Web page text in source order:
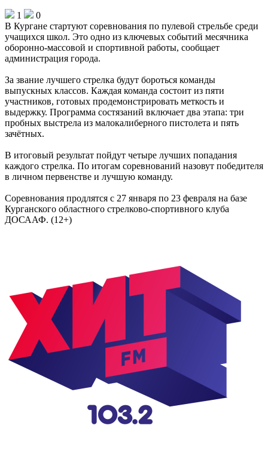
1
0
В Кургане стартуют соревнования по пулевой стрельбе среди
учащихся школ. Это одно из ключевых событий месячника
оборонно-массовой и спортивной работы, сообщает
администрация города.
За звание лучшего стрелка будут бороться команды
выпускных классов. Каждая команда состоит из пяти
участников, готовых продемонстрировать меткость и
выдержку. Программа состязаний включает два этапа: три
пробных выстрела из малокалиберного пистолета и пять
зачётных.
В итоговый результат пойдут четыре лучших попадания
каждого стрелка. По итогам соревнований назовут победителя
в личном первенстве и лучшую команду.
Соревнования продлятся с 27 января по 23 февраля на базе
Курганского областного стрелково-спортивного клуба
ДОСААФ. (12+)